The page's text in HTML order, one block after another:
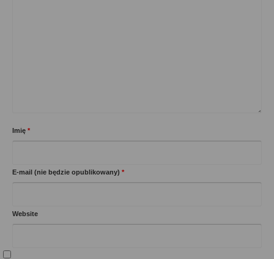
Imię *
E-mail (nie będzie opublikowany) *
Website